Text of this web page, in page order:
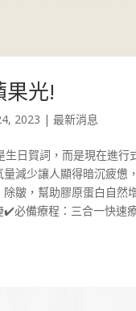
果光!
2023 |最新消息
生日賀詞，而是現在進
量減少讓人顯得暗沉疲
除皺，幫助膠原蛋白自
必備療程：三合一快速